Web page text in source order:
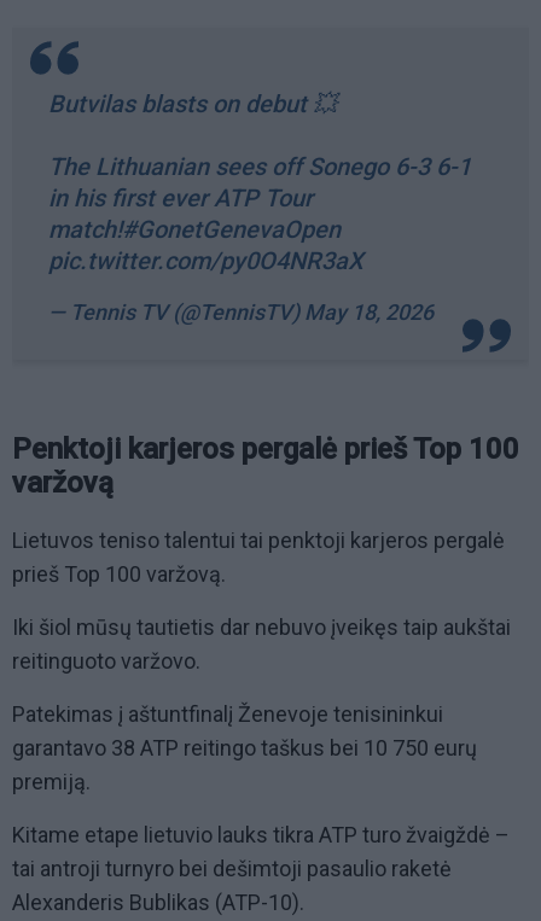
Butvilas blasts on debut 💥
The Lithuanian sees off Sonego 6-3 6-1
in his first ever ATP Tour
match!#GonetGenevaOpen
pic.twitter.com/py0O4NR3aX
— Tennis TV (@TennisTV)May 18, 2026
Penktoji karjeros pergalė prieš Top 100
varžovą
Lietuvos teniso talentui tai penktoji karjeros pergalė
prieš Top 100 varžovą.
Iki šiol mūsų tautietis dar nebuvo įveikęs taip aukštai
reitinguoto varžovo.
Patekimas į aštuntfinalį Ženevoje tenisininkui
garantavo 38 ATP reitingo taškus bei 10 750 eurų
premiją.
Kitame etape lietuvio lauks tikra ATP turo žvaigždė –
tai antroji turnyro bei dešimtoji pasaulio raketė
Alexanderis Bublikas (ATP-10).